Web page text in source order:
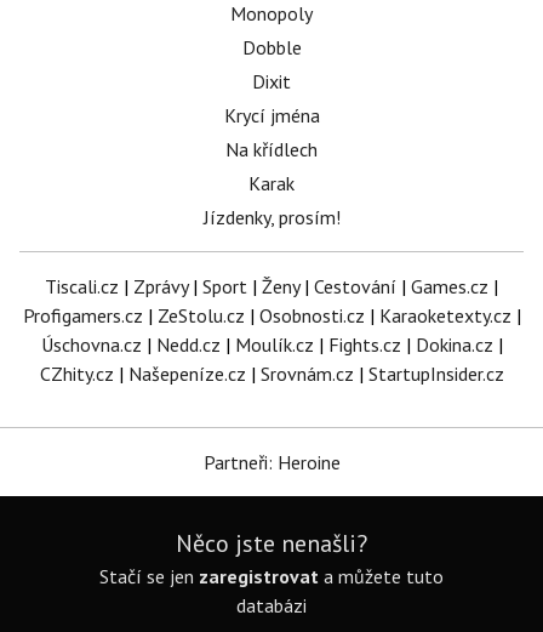
Monopoly
Dobble
Dixit
Krycí jména
Na křídlech
Karak
Jízdenky, prosím!
Tiscali.cz | Zprávy| Sport | Ženy| Cestování | Games.cz |
Profigamers.cz | ZeStolu.cz | Osobnosti.cz | Karaoketexty.cz |
Úschovna.cz | Nedd.cz | Moulík.cz | Fights.cz | Dokina.cz |
CZhity.cz | Našepeníze.cz | Srovnám.cz | StartupInsider.cz
Partneři: Heroine
Něco jste nenašli?
Stačí se jen zaregistrovat a můžete tuto
databázi